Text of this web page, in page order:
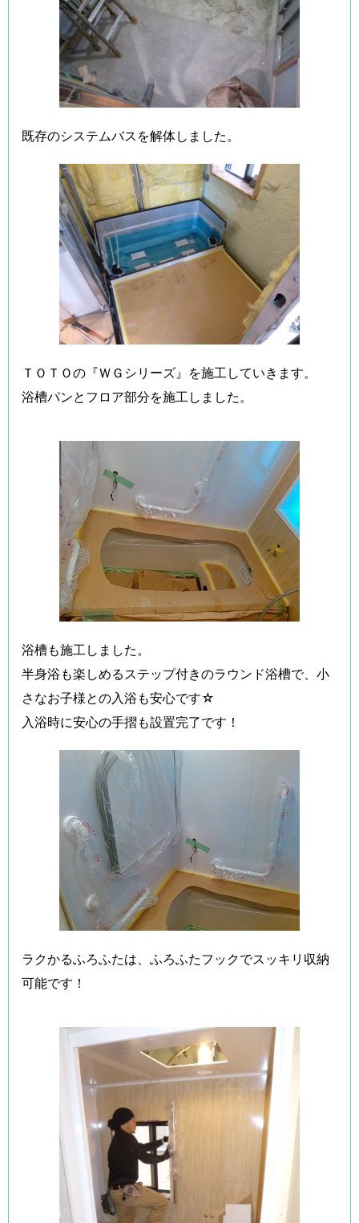
既存のシステムバスを解体しました。
ＴＯＴＯの『ＷＧシリーズ』を施工していきます。
浴槽パンとフロア部分を施工しました。
浴槽も施工しました。
半身浴も楽しめるステップ付きのラウンド浴槽で、小
さなお子様との入浴も安心です☆
入浴時に安心の手摺も設置完了です！
ラクかるふろふたは、ふろふたフックでスッキリ収納
可能です！